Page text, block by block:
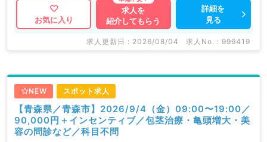
お気に入り
求人を
紹介してもらう
詳細を
見る
求人更新日 : 2026/08/04 求人No. : 999419
NEW スポット求人
【青森県／青森市】2026/9/4（金）09:00〜19:00／
90,000円＋インセンティブ／包茎治療・亀頭増大・美
容の問診など／科目不問